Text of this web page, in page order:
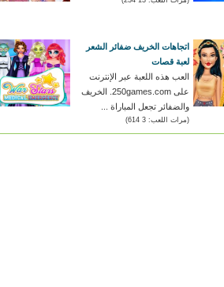
اتجاهات الخريف ضفائر الشعر
لعبة قصات
العب هذه اللعبة عبر الإنترنت
على 250games.com. الخريف
والضفائر تجعل المباراة ...
(مرات اللعب: 3 614)